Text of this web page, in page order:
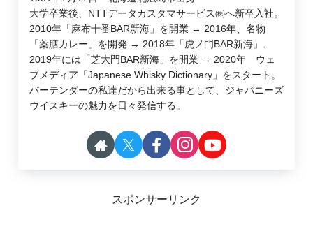
大学卒業後、NTTデータカスタマサービス㈱へ新卒入社。
2010年「麻布十番BAR新海」を開業 → 2016年、名物
「薬膳カレー」を開発 → 2018年「虎ノ門BAR新海」、
2019年には「芝大門BAR新海」を開業 → 2020年 ウェ
ブメディア「Japanese Whisky Dictionary」をスタート。
バーテンダーの私達だから出来る事として、ジャパニーズ
ウイスキーの魅力を日々発信する。
スポンサーリンク